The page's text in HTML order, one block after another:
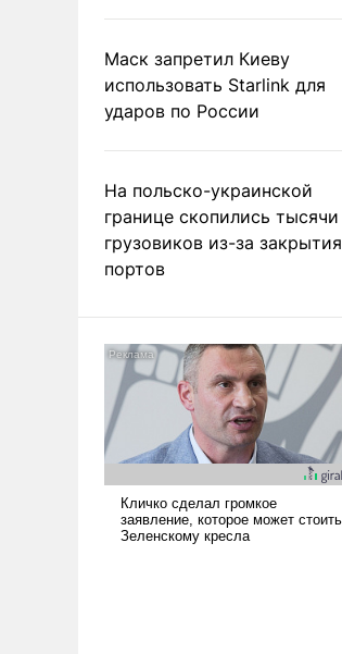
Маск запретил Киеву
использовать Starlink для
ударов по России
На польско-украинской
границе скопились тысячи
грузовиков из-за закрытия
портов